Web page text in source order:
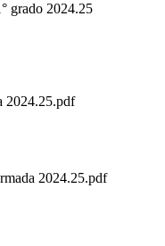
grado 2024.25
2024.25.pdf
2024.25.pdf